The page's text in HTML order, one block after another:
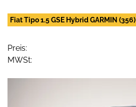
Fiat Tipo 1.5 GSE Hybrid GARMIN (356)
Preis:
MWSt: